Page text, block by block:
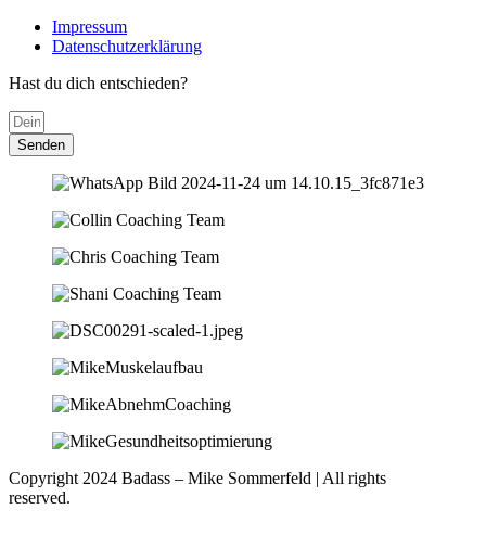
Impressum
Datenschutzerklärung
Hast du dich entschieden?
Senden
Copyright 2024 Badass – Mike Sommerfeld | All rights
reserved.